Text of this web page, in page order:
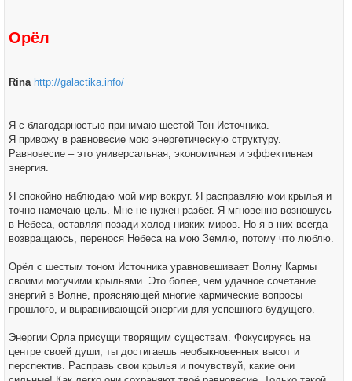
Орёл
Rina http://galactika.info/
Я с благодарностью принимаю шестой Тон Источника.
Я привожу в равновесие мою энергетическую структуру.
Равновесие – это универсальная, экономичная и эффективная
энергия.
Я спокойно наблюдаю мой мир вокруг. Я расправляю мои крылья и
точно намечаю цель. Мне не нужен разбег. Я мгновенно возношусь
в Небеса, оставляя позади холод низких миров. Но я в них всегда
возвращаюсь, перенося Небеса на мою Землю, потому что люблю.
Орёл с шестым тоном Источника уравновешивает Волну Кармы
своими могучими крыльями. Это более, чем удачное сочетание
энергий в Волне, проясняющей многие кармические вопросы
прошлого, и выравнивающей энергии для успешного будущего.
Энергии Орла присущи творящим существам. Фокусируясь на
центре своей души, ты достигаешь необыкновенных высот и
перспектив. Расправь свои крылья и почувствуй, какие они